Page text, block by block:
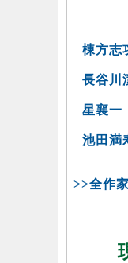
棟方志
長谷川
星襄一
池田満
>>全作